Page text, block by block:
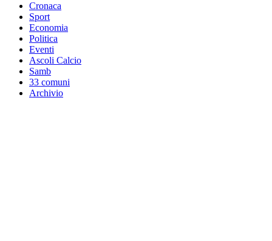
Cronaca
Sport
Economia
Politica
Eventi
Ascoli Calcio
Samb
33 comuni
Archivio